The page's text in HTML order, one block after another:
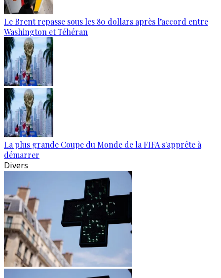
Le Brent repasse sous les 80 dollars après l’accord entre
Washington et Téhéran
La plus grande Coupe du Monde de la FIFA s'apprête à
démarrer
Divers